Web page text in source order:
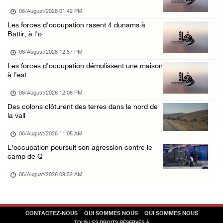
L'occupation arrête neuf jeunes lors de raid ...
05/August/2026 02:57 PM
Des cas d’asphyxie dans la ville d'Abo Deis, ...
05/August/2026 02:48 PM
06/August/2026 01:42 PM
Les forces d'occupation rasent 4 dunams à
Battir, à l'o
06/August/2026 12:57 PM
Les forces d'occupation démolissent une maison
à l'est
06/August/2026 12:08 PM
Des colons clôturent des terres dans le nord de
la vall
06/August/2026 11:05 AM
L'occupation poursuit son agression contre le
camp de Q
06/August/2026 09:32 AM
CONTACTEZ-NOUS QUI SOMMES NOUS QUI SOMMES NOUS